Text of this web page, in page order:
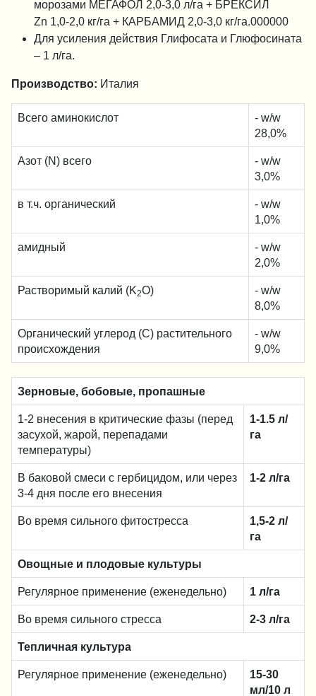
морозами МЕГАФОЛ 2,0-3,0 л/га + БРЕКСИЛ
Zn 1,0-2,0 кг/га + КАРБАМИД 2,0-3,0 кг/га.000000
Для усиления действия Глифосата и Глюфосината
– 1 л/га.
Производство: Италия
Всего аминокислот
- w/w
28,0%
Азот (N) всего
- w/w
3,0%
в т.ч. органический
- w/w
1,0%
амидный
- w/w
2,0%
Растворимый калий (K2O)
- w/w
8,0%
Органический углерод (C) растительного
происхождения
- w/w
9,0%
Зерновые, бобовые, пропашные
1-2 внесения в критические фазы (перед
засухой, жарой, перепадами
температуры)
1-1.5 л/
га
В баковой смеси с гербицидом, или через
3-4 дня после его внесения
1-2 л/га
Во время сильного фитостресса
1,5-2 л/
га
Овощные и плодовые культуры
Регулярное применение (еженедельно) 1 л/га
Во время сильного стресса 2-3 л/га
Тепличная культура
Регулярное применение (еженедельно)
15-30
мл/10 л